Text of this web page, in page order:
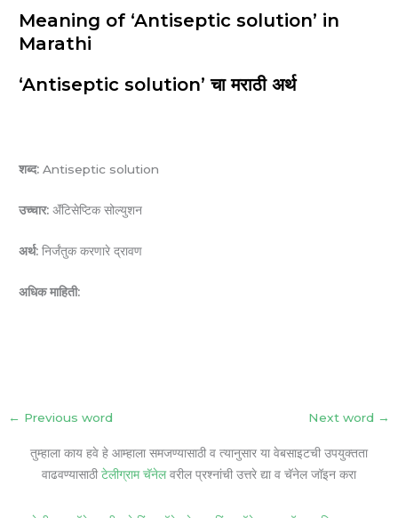
Meaning of ‘Antiseptic solution’ in
Marathi
‘Antiseptic solution’ चा मराठी अर्थ
शब्द: Antiseptic solution
उच्चार: ॲंटिसेप्टिक सोल्युशन
अर्थ: निर्जंतुक करणारे द्रावण
अधिक माहिती:
← Previous word Next word →
तुम्हाला काय हवे हे आम्हाला समजण्यासाठी व त्यानुसार या वेबसाइटची उपयुक्तता
वाढवण्यासाठी टेलीग्राम चॅनेलवरील प्रश्नांची उत्तरे द्या व चॅनेल जॉइन करा